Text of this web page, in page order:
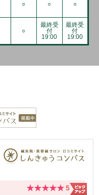
○ ○ ○
○
最終受
付
19:00
最終受
付
19:00